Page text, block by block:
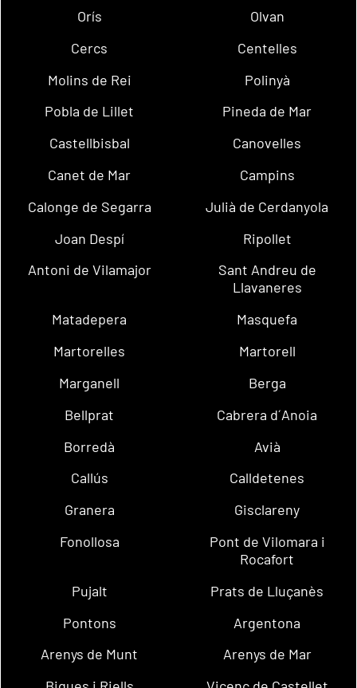
Orís
Olvan
Cercs
Centelles
Molins de Rei
Polinyà
Pobla de Lillet
Pineda de Mar
Castellbisbal
Canovelles
Canet de Mar
Campins
Calonge de Segarra
Julià de Cerdanyola
Joan Despí
Ripollet
Antoni de Vilamajor
Sant Andreu de
Llavaneres
Matadepera
Masquefa
Martorelles
Martorell
Marganell
Berga
Bellprat
Cabrera d´Anoia
Borredà
Avià
Callús
Calldetenes
Granera
Gisclareny
Fonollosa
Pont de Vilomara i
Rocafort
Pujalt
Prats de Lluçanès
Pontons
Argentona
Arenys de Munt
Arenys de Mar